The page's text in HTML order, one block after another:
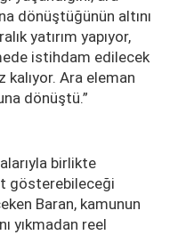
dönüştüğünün altını
yatırım yapıyor,
istihdam edilecek
Ara eleman
dönüştü.”
birlikte
gösterebileceği
Baran, kamunun
yıkmadan reel